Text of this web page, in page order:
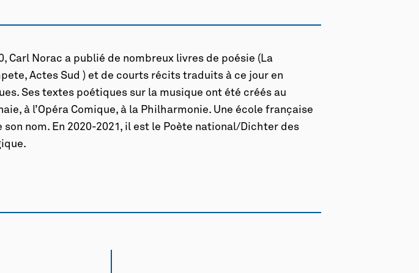
Carl Norac a publié de nombreux livres de poésie (La
Actes Sud ) et de courts récits traduits à ce jour en
Ses textes poétiques sur la musique ont été créés au
à l’Opéra Comique, à la Philharmonie. Une école française
nom. En 2020-2021, il est le Poète national/Dichter des